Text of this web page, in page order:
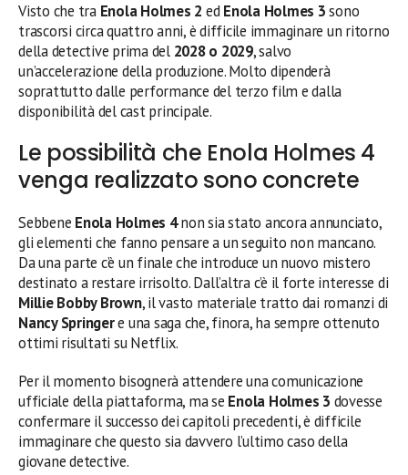
Visto che tra Enola Holmes 2 edEnola Holmes 3sono
trascorsi circa quattro anni, è difficile immaginare un ritorno
della detective prima del 2028 o 2029, salvo
un’accelerazione della produzione. Molto dipenderà
soprattutto dalle performance del terzo film e dalla
disponibilità del cast principale.
Le possibilità che Enola Holmes 4
venga realizzato sono concrete
Sebbene Enola Holmes 4non sia stato ancora annunciato,
gli elementi che fanno pensare a un seguito non mancano.
Da una parte c’è un finale che introduce un nuovo mistero
destinato a restare irrisolto. Dall’altra c’è il forte interesse di
Millie Bobby Brown, il vasto materiale tratto dai romanzi di
Nancy Springere una saga che, finora, ha sempre ottenuto
ottimi risultati su Netflix.
Per il momento bisognerà attendere una comunicazione
ufficiale della piattaforma, ma se Enola Holmes 3 dovesse
confermare il successo dei capitoli precedenti, è difficile
immaginare che questo sia davvero l’ultimo caso della
giovane detective.